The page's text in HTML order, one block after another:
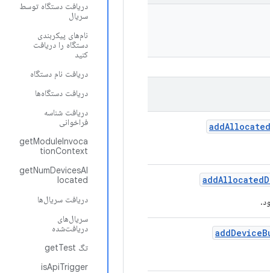
دریافت دستگاه توسط
سریال
نام‌های پیکربندی
دستگاه را دریافت
کنید
دریافت نام دستگاه
دریافت دستگاه‌ها
دریافت شناسه
فراخوانی
getModuleInvoca
tionContext
getNumDevicesAl
located
دریافت سریال‌ها
سریال‌های
دریافت‌شده
تگ getTest
isApiTrigger
addAllocated
addAllocated
addDevice